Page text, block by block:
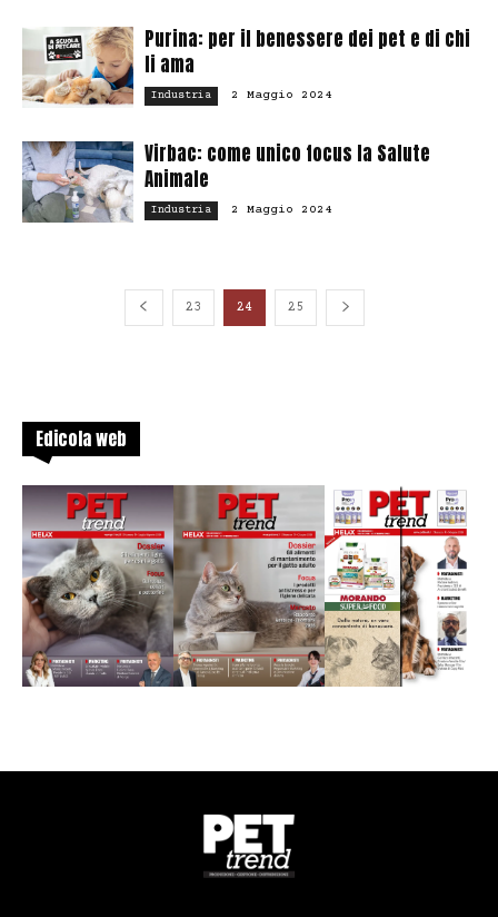
Purina: per il benessere dei pet e di chi
li ama
Industria 2 Maggio 2024
Virbac: come unico focus la Salute
Animale
Industria 2 Maggio 2024
23 24 25
Edicola web